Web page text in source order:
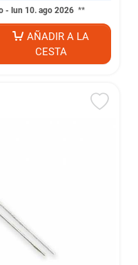
- lun 10. ago 2026 **
AÑADIR A LA
CESTA